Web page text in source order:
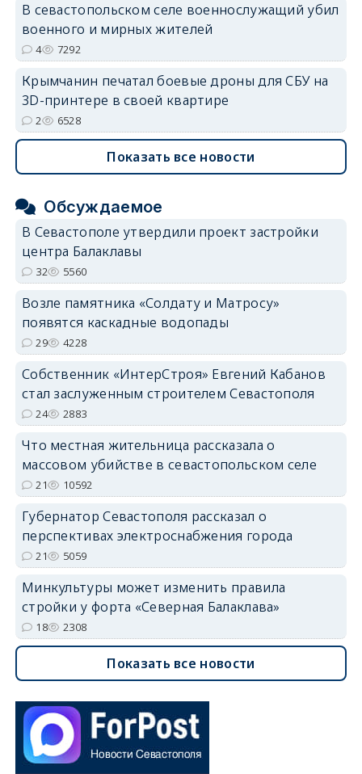
В севастопольском селе военнослужащий убил
военного и мирных жителей
4 7292
Крымчанин печатал боевые дроны для СБУ на
3D-принтере в своей квартире
2 6528
Показать все новости
Обсуждаемое
В Севастополе утвердили проект застройки
центра Балаклавы
32 5560
Возле памятника «Солдату и Матросу»
появятся каскадные водопады
29 4228
Собственник «ИнтерСтроя» Евгений Кабанов
стал заслуженным строителем Севастополя
24 2883
Что местная жительница рассказала о
массовом убийстве в севастопольском селе
21 10592
Губернатор Севастополя рассказал о
перспективах электроснабжения города
21 5059
Минкультуры может изменить правила
стройки у форта «Северная Балаклава»
18 2308
Показать все новости